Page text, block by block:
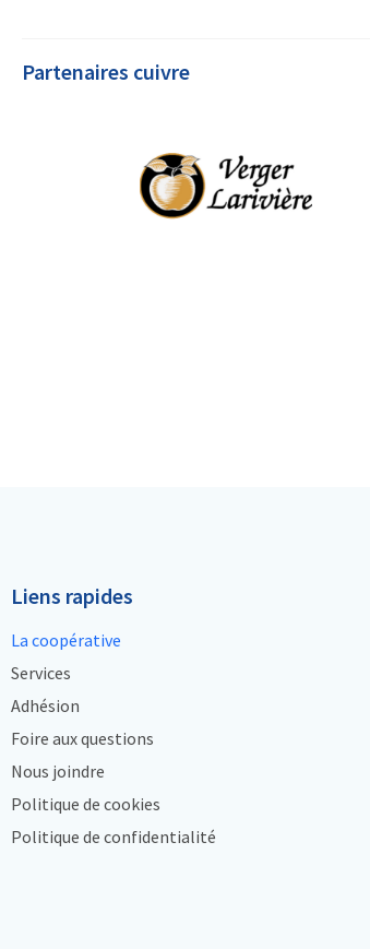
Partenaires cuivre
Liens rapides
La coopérative
Services
Adhésion
Foire aux questions
Nous joindre
Politique de cookies
Politique de confidentialité